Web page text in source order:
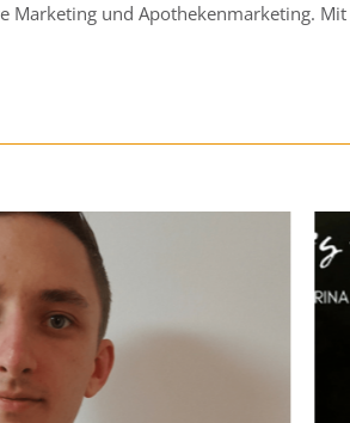
Marketing und Apothekenmarketing. Mit